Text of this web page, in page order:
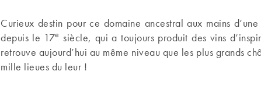
Curieux destin pour ce domaine ancestral aux mains
depuis le 17e siècle, qui a toujours produit des vins
retrouve aujourd’hui au même niveau que les plus grands
mille lieues du leur !